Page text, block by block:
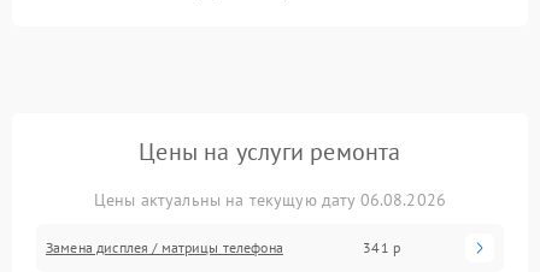
Цены на услуги ремонта
Цены актуальны на текущую дату 06.08.2026
Замена дисплея / матрицы телефона 341 р